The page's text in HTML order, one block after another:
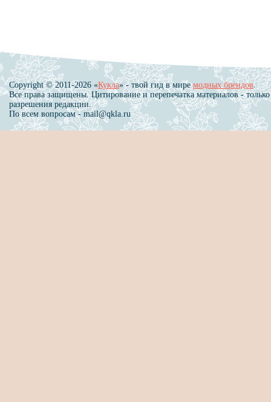
Copyright © 2011-2026 «Кукла» - твой гид в миремодных брендов.
Все права защищены. Цитирование и перепечатка материалов - только
разрешения редакции.
По всем вопросам - mail@qkla.ru